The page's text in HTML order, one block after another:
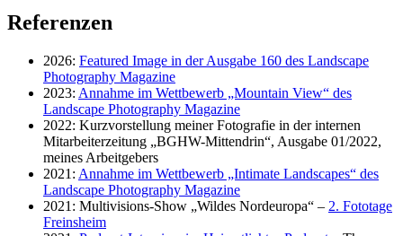
Referenzen
2026: Featured Image in der Ausgabe 160 des Landscape
Photography Magazine
2023: Annahme im Wettbewerb „Mountain View“ des
Landscape Photography Magazine
2022: Kurzvorstellung meiner Fotografie in der internen
Mitarbeiterzeitung „BGHW-Mittendrin“, Ausgabe 01/2022,
meines Arbeitgebers
2021: Annahme im Wettbewerb „Intimate Landscapes“ des
Landscape Photography Magazine
2021: Multivisions-Show „Wildes Nordeuropa“ – 2. Fototage
Freinsheim